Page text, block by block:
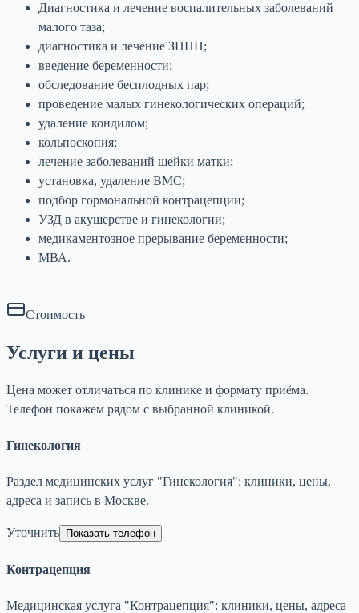
Диагностика и лечение воспалительных заболеваний
малого таза;
диагностика и лечение ЗППП;
введение беременности;
обследование бесплодных пар;
проведение малых гинекологических операций;
удаление кондилом;
кольпоскопия;
лечение заболеваний шейки матки;
установка, удаление ВМС;
подбор гормональной контрацепции;
УЗД в акушерстве и гинекологии;
медикаментозное прерывание беременности;
МВА.
Стоимость
Услуги и цены
Цена может отличаться по клинике и формату приёма.
Телефон покажем рядом с выбранной клиникой.
Гинекология
Раздел медицинских услуг "Гинекология": клиники, цены,
адреса и запись в Москве.
Уточнить Показать телефон
Контрацепция
Медицинская услуга "Контрацепция": клиники, цены, адреса